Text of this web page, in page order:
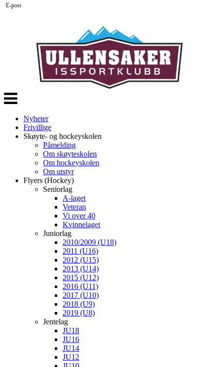
Veksle
navigasjon
Nyheter
Frivillige
Skøyte- og hockeyskolen
Påmelding
Om skøyteskolen
Om hockeyskolen
Om utstyr
Flyers (Hockey)
Seniorlag
A-laget
Veteran
Vi over 40
Kvinnelaget
Juniorlag
2010/2009 (U18)
2011 (U16)
2012 (U15)
2013 (U14)
2015 (U12)
2016 (U11)
2017 (U10)
2018 (U9)
2019 (U8)
Jentelag
JU18
JU16
JU14
JU12
E-post